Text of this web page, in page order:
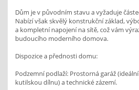
Dům je v původním stavu a vyžaduje
Nabízí však skvělý konstrukční základ,
a kompletní napojení na sítě, což vám
budoucího moderního domova.
Dispozice a přednosti domu:
Podzemní podlaží: Prostorná garáž
kutilskou dílnu) a technické zázemí.